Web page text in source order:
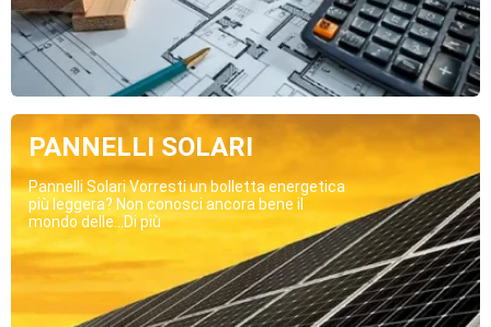
PANNELLI SOLARI
Pannelli Solari Vorresti un bolletta energetica
più leggera? Non conosci ancora bene il
mondo delle...Di più